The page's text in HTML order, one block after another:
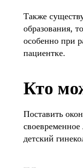
Также
образования,
особенно при
пациентке.
Кто
Поставить
детский